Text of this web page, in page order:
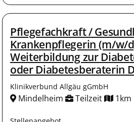
Pflegefachkraft /
Krankenpflegerin (m/w/
Weiterbildung zur
oder Diabetesberaterin
Klinikverbund Allgäu gGmbH
Mindelheim Teilzeit 1km